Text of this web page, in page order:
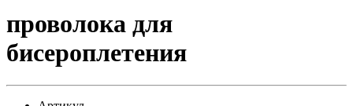
проволока для
бисероплетения